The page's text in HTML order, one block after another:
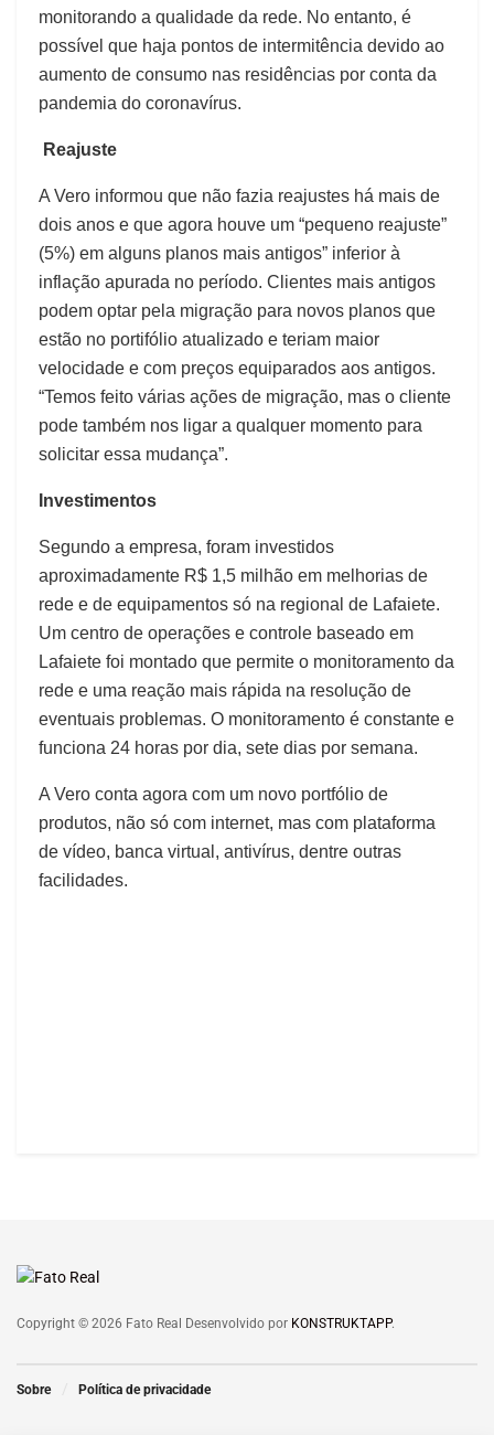
monitorando a qualidade da rede. No entanto, é
possível que haja pontos de intermitência devido ao
aumento de consumo nas residências por conta da
pandemia do coronavírus.
Reajuste
A Vero informou que não fazia reajustes há mais de
dois anos e que agora houve um “pequeno reajuste”
(5%) em alguns planos mais antigos” inferior à
inflação apurada no período. Clientes mais antigos
podem optar pela migração para novos planos que
estão no portifólio atualizado e teriam maior
velocidade e com preços equiparados aos antigos.
“Temos feito várias ações de migração, mas o cliente
pode também nos ligar a qualquer momento para
solicitar essa mudança”.
Investimentos
Segundo a empresa, foram investidos
aproximadamente R$ 1,5 milhão em melhorias de
rede e de equipamentos só na regional de Lafaiete.
Um centro de operações e controle baseado em
Lafaiete foi montado que permite o monitoramento da
rede e uma reação mais rápida na resolução de
eventuais problemas. O monitoramento é constante e
funciona 24 horas por dia, sete dias por semana.
A Vero conta agora com um novo portfólio de
produtos, não só com internet, mas com plataforma
de vídeo, banca virtual, antivírus, dentre outras
facilidades.
Copyright © 2026 Fato Real Desenvolvido por KONSTRUKTAPP.
Sobre Política de privacidade